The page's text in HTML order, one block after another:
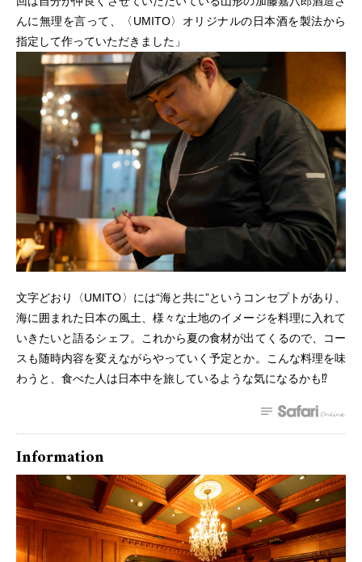
んに無理を言って、〈UMITO〉オリジナルの日本酒を製法から
指定して作っていただきました」
文字どおり〈UMITO〉には“海と共に”というコンセプトがあり、
海に囲まれた日本の風土、様々な土地のイメージを料理に入れて
いきたいと語るシェフ。これから夏の食材が出てくるので、コー
スも随時内容を変えながらやっていく予定とか。こんな料理を味
わうと、食べた人は日本中を旅しているような気になるかも⁉
Information